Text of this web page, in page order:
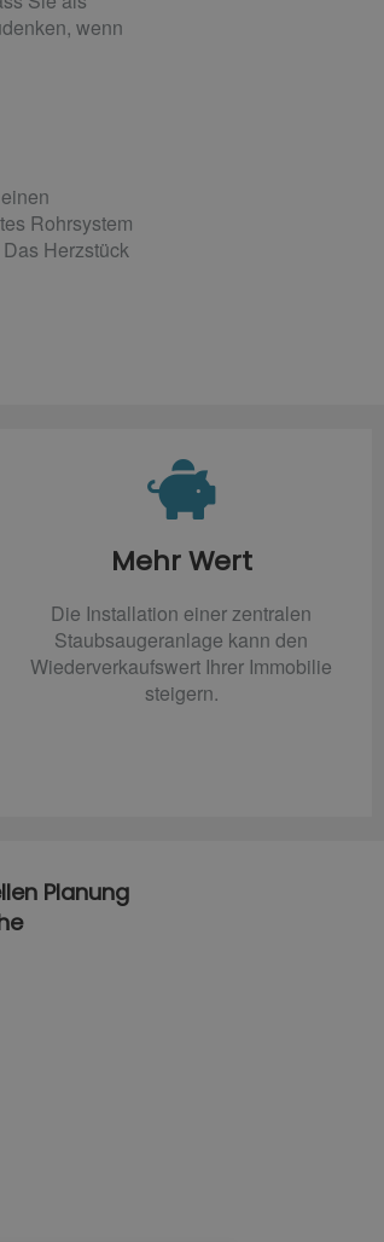
wenn
Rohrsystem
Herzstück
Mehr Wert
Die Installation einer zentralen
Staubsaugeranlage kann den
Wiederverkaufswert Ihrer Immobilie
steigern.
Planung